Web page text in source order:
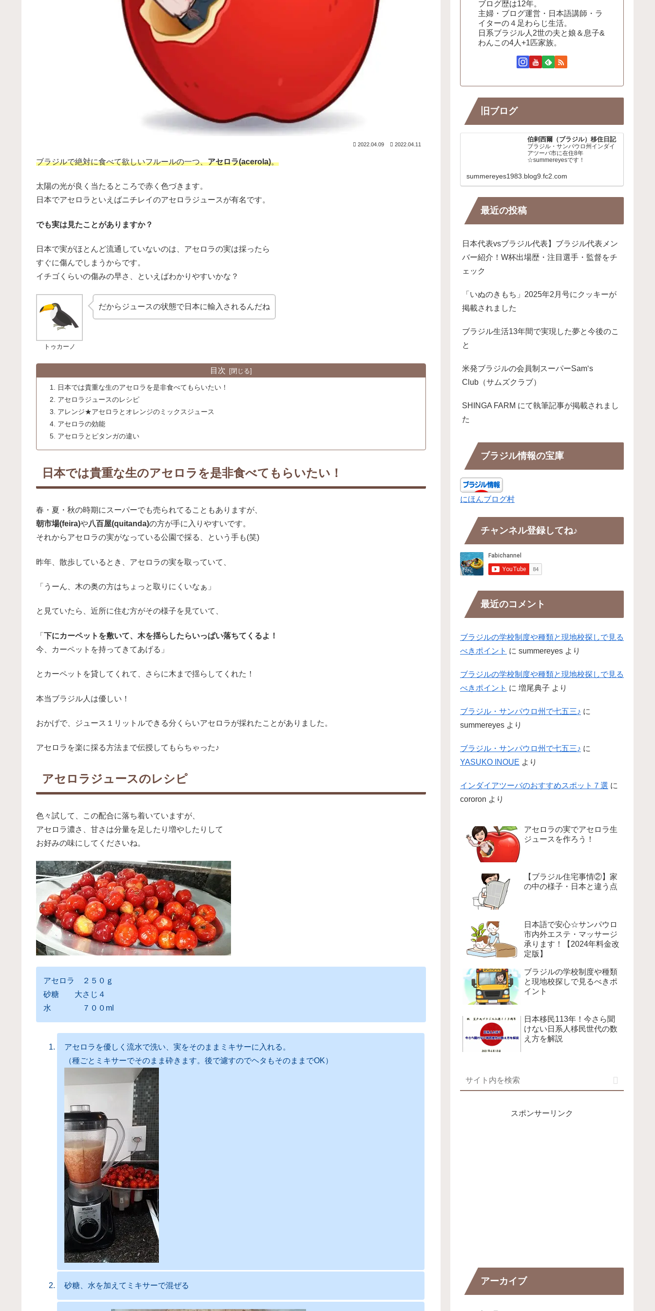
2022.04.09 2022.04.11
ブラジルで絶対に食べて欲しいフルールの一つ、アセロラ(acerola)。
太陽の光が良く当たるところで赤く色づきます。
日本でアセロラといえばニチレイのアセロラジュースが有名です。
でも実は見たことがありますか？
日本で実がほとんど流通していないのは、アセロラの実は採ったら
すぐに傷んでしまうからです。
イチゴくらいの傷みの早さ、といえばわかりやすいかな？
トゥカーノ
だからジュースの状態で日本に輸入されるんだね
目次
日本では貴重な生のアセロラを是非食べてもらいたい！
アセロラジュースのレシピ
アレンジ★アセロラとオレンジのミックスジュース
アセロラの効能
アセロラとピタンガの違い
日本では貴重な生のアセロラを是非食べてもらいたい！
春・夏・秋の時期にスーパーでも売られてることもありますが、
朝市場(feira)や八百屋(quitanda)の方が手に入りやすいです。
それからアセロラの実がなっている公園で採る、という手も(笑)
昨年、散歩しているとき、アセロラの実を取っていて、
「うーん、木の奥の方はちょっと取りにくいなぁ」
と見ていたら、近所に住む方がその様子を見ていて、
「 下にカーペットを敷いて、木を揺らしたらいっぱい落ちてくるよ！
今、カーペットを持ってきてあげる」
とカーペットを貸してくれて、さらに木まで揺らしてくれた！
本当ブラジル人は優しい！
おかげで、ジュース１リットルできる分くらいアセロラが採れたことがありました。
アセロラを楽に採る方法まで伝授してもらちゃった♪
アセロラジュースのレシピ
色々試して、この配合に落ち着いていますが、
アセロラ濃さ、甘さは分量を足したり増やしたりして
お好みの味にしてくださいね。
アセロラ ２５０ｇ
砂糖 大さじ４
水 ７００ml
アセロラを優しく流水で洗い、実をそのままミキサーに入れる。
（種ごとミキサーでそのまま砕きます。後で濾すのでヘタもそのままでOK）
砂糖、水を加えてミキサーで混ぜる
ブログ歴は12年。
主婦・ブログ運営・日本語講師・ラ
イターの４足わらじ生活。
日系ブラジル人2世の夫と娘＆息子&
わんこの4人+1匹家族。
旧ブログ
伯剌西爾（ブラジル）移住日記
ブラジル・サンパウロ州インダイ
アツーバ市に在住8年
☆summereyesです！
summereyes1983.blog9.fc2.com
最近の投稿
日本代表vsブラジル代表】ブラジル代表メン
バー紹介！W杯出場歴・注目選手・監督をチ
ェック
「いぬのきもち」2025年2月号にクッキーが
掲載されました
ブラジル生活13年間で実現した夢と今後のこ
と
米発ブラジルの会員制スーパーSam‘s
Club（サムズクラブ）
SHINGA FARM にて執筆記事が掲載されまし
た
ブラジル情報の宝庫
にほんブログ村
チャンネル登録してね♪
最近のコメント
ブラジルの学校制度や種類と現地校探しで見る
べきポイント に summereyes より
ブラジルの学校制度や種類と現地校探しで見る
べきポイント に 増尾典子 より
ブラジル・サンパウロ州で七五三♪ に
summereyes より
ブラジル・サンパウロ州で七五三♪ に
YASUKO INOUE より
インダイアツーバのおすすめスポット７選 に
cororon より
アセロラの実でアセロラ生
ジュースを作ろう！
【ブラジル住宅事情②】家
の中の様子・日本と違う点
日本語で安心☆サンパウロ
市内外エステ・マッサージ
承ります！【2024年料金改
定版】
ブラジルの学校制度や種類
と現地校探しで見るべきポ
イント
日本移民113年！今さら聞
けない日系人移民世代の数
え方を解説
スポンサーリンク
アーカイブ